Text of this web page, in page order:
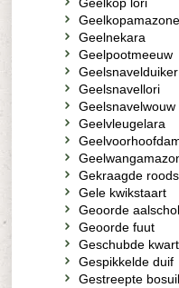
Geelkopamazone
Geelnekara
Geelpootmeeuw
Geelsnavelduiker
Geelsnavellori
Geelsnavelwouw
Geelvleugelara
Gekraagde
Gele kwikstaart
Geoorde
Geoorde fuut
Geschubde
Gespikkelde duif
Gestreepte bosuil